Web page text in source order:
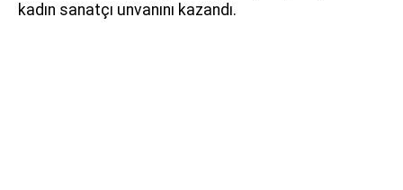
kadın sanatçı unvanını kazandı.